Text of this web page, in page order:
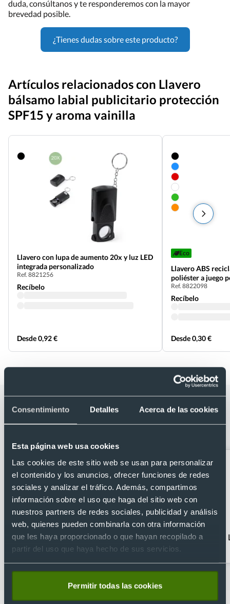
Consentimiento Detalles Acerca de las cookies
Esta página web usa cookies
Las cookies de este sitio web se usan para personalizar
el contenido y los anuncios, ofrecer funciones de redes
sociales y analizar el tráfico. Además, compartimos
información sobre el uso que haga del sitio web con
nuestros partners de redes sociales, publicidad y análisis
web, quienes pueden combinarla con otra información
que les haya proporcionado o que hayan recopilado a
partir del uso que haya hecho de sus servicios.
Permitir todas las cookies
duda, consúltanos y te responderemos con la mayor
brevedad posible.
¿Tienes dudas sobre este producto?
Artículos relacionados con Llavero
bálsamo labial publicitario protección
SPF15 y aroma vainilla
Llavero con lupa de aumento 20x y luz LED
integrada personalizado
Ref. 8821256
Recíbelo
Desde 0,92 €
Eco
Llavero ABS
poliéster a juego
Ref. 8822098
Recíbelo
Desde 0,30 €
Categorías relacionadas con Llavero
bálsamo labial publicitario protección
Cacao para labios
Llaveros con
abrebotellas